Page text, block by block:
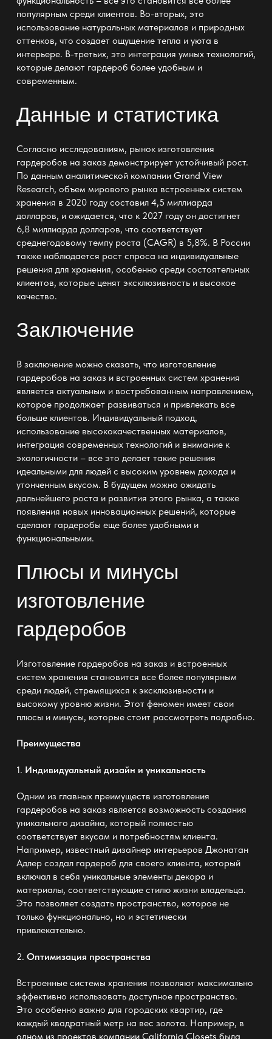
популярным среди клиентов. Во-вторых, это
использование натуральных материалов и природных
оттенков, что создает ощущение тепла и уюта в
интерьере. В-третьих, это интеграция умных технологий,
которые делают гардероб более удобным и
современным.
Данные и статистика
Согласно исследованиям, рынок изготовления
гардеробов на заказ демонстрирует устойчивый рост.
По данным аналитической компании Grand View
Research, объем мирового рынка встроенных систем
хранения в 2020 году составил 4,5 миллиарда
долларов, и ожидается, что к 2027 году он достигнет
6,8 миллиарда долларов, что соответствует
среднегодовому темпу роста (CAGR) в 5,8%. В России
также наблюдается рост спроса на индивидуальные
решения для хранения, особенно среди состоятельных
клиентов, которые ценят эксклюзивность и высокое
качество.
Заключение
В заключение можно сказать, что изготовление
гардеробов на заказ и встроенных систем хранения
является актуальным и востребованным направлением,
которое продолжает развиваться и привлекать все
больше клиентов. Индивидуальный подход,
использование высококачественных материалов,
интеграция современных технологий и внимание к
экологичности – все это делает такие решения
идеальными для людей с высоким уровнем дохода и
утонченным вкусом. В будущем можно ожидать
дальнейшего роста и развития этого рынка, а также
появления новых инновационных решений, которые
сделают гардеробы еще более удобными и
функциональными.
Плюсы и минусы
изготовление
гардеробов
Изготовление гардеробов на заказ и встроенных
систем хранения становится все более популярным
среди людей, стремящихся к эксклюзивности и
высокому уровню жизни. Этот феномен имеет свои
плюсы и минусы, которые стоит рассмотреть подробно.
Преимущества
1. Индивидуальный дизайн и уникальность
Одним из главных преимуществ изготовления
гардеробов на заказ является возможность создания
уникального дизайна, который полностью
соответствует вкусам и потребностям клиента.
Например, известный дизайнер интерьеров Джонатан
Адлерсоздал гардероб для своего клиента, который
включал в себя уникальные элементы декора и
материалы, соответствующие стилю жизни владельца.
Это позволяет создать пространство, которое не
только функционально, но и эстетически
привлекательно.
2. Оптимизация пространства
Встроенные системы хранения позволяют максимально
эффективно использовать доступное пространство.
Это особенно важно для городских квартир, где
каждый квадратный метр на вес золота. Например, в
одном из проектов компании California Closets была